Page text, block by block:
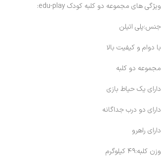
ویژگی های مجموعه دو کلبه کودک edu-play:
جنس:پلی اتیلن
با دوام و کیفیت بالا
مجموعه دو کلبه
دارای یک حیاط بازی
دارای دو درب جداگانه
دارای راهرو
وزن کلبه:۴۹ کیلوگرم